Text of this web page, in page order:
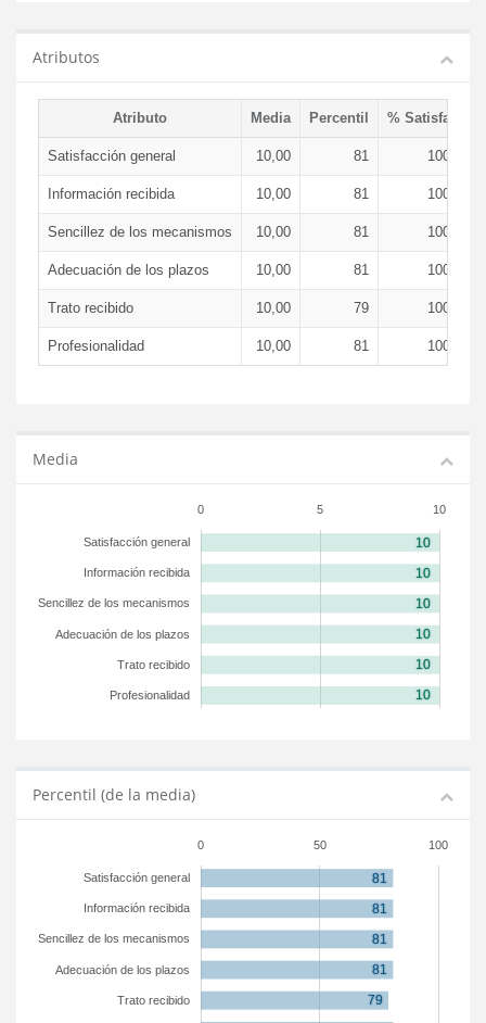
Atributos
Atributo Media Percentil % Satisfacción
Satisfacción general 10,00 81 100,00 %
Información recibida 10,00 81 100,00 %
Sencillez de los mecanismos 10,00 81 100,00 %
Adecuación de los plazos 10,00 81 100,00 %
Trato recibido 10,00 79 100,00 %
Profesionalidad 10,00 81 100,00 %
Media
0 5 10
Satisfacción general
Información recibida
Sencillez de los mecanismos
Adecuación de los plazos
Trato recibido
Profesionalidad
Percentil (de la media)
0 50 100
Satisfacción general
Información recibida
Sencillez de los mecanismos
Adecuación de los plazos
Trato recibido